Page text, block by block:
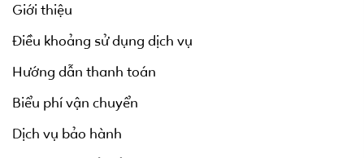
Giới thiệu
Điều khoảng sử dụng dịch vụ
Hướng dẫn thanh toán
Biểu phí vận chuyển
Dịch vụ bảo hành